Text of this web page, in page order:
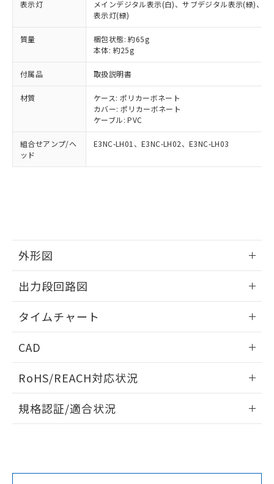
表示灯
メインデジタル表示(白)、サブデジタル表示(緑)、
表示灯(緑)
質量
梱包状態: 約65g
本体: 約25g
付属品 取扱説明書
材質
ケース: ポリカーボネート
カバー: ポリカーボネート
ケーブル: PVC
組合せアンプ/ヘ
ッド
E3NC-LH01、E3NC-LH02、E3NC-LH03
外形図
出力段回路図
タイムチャート
CAD
ドすることができます。
ログイン/会員登録
ダウンロードデータをご利用いただく前に、以下を必ずお読
RoHS/REACH対応状況
EU RoHS 注意事項・凡例
規格認証/適合状況
正式な納期状況および標準価格はお客
様のお取引先、またはお客様担当のオ
ムロン制御機器販売店・当社販売員に
ご相談ください。
オムロン制御機器販売店や当社販売拠
点は「販売ネットワーク
ください。
在庫状況および標準価格結果を当社の
事前の承諾なく第三者に漏洩または開
示しないようお願いします。
マイパーツ機能（部品リスト作成サー
ビス）をご利用いただくには、I-Web
引・商談に必要な範囲で利用すること
用者の範囲」に記載されている法人を
指します。
ル) (DEHP)(別名：DOP) 1000ppm以下、フタル酸ブチ
ルベンジル（BBP） 1000ppm以下、フタル酸ジブチル
（DBP） 1000ppm以下、フタル酸ジイソブチル
但し、RoHS指令で産業用監視および制御機器に対する
適用除外項目は除く。
図的な使用がないことを確認しています。
※2 対応予定月
部品在庫の切り替え状況などにより、予定
月が前後することがあります。
EU RoHS指令（10物質）の非含有証明書
51物質の非含有証明書（当社基準）
※本証明書は発行日時点で非含有を証明す
ものではありません。
また、RoHS指令のフタル酸エステル類４
物質の対応では、対応完了までの期間は出
欄に対応日を記載しておりました。
既に当社にて対応品への在庫切替を完了
していることから、特段のことがない限
り、2022年1月12日より割愛しておりま
す。
ル類) : 1000ppm、
DBP(フタル酸ジブチル) : 1000ppm、 DIBP(フタル酸ジ
DEHP(フタル酸ビス(2-エチルヘキシル)) : 1000ppm
※2 環境保護使用期限
「ｅ」：有害物質（10物質）のすべてが基
準値以下であることを示します。
「10」：通常の使用状況下において有害物
質が外部に漏えいし、環境に深刻な影響を
「－」：未確認です。当社販売部門へお問
当社は規制貨物を破棄する場合は、完
全に破砕するなど、違法に輸出されな
いよう必要な手段を講じます。
当社は貴社製品を、核兵器、ミサイ
ル、化学兵器、生物兵器またはその他
武器並びにこれらの製造装置等に一切
使用いたしません。
当社は、貴社製品を第三者に販売する
場合は、上記1、2および3の内容を当
該第三者に通知します。また当社は、
販売先および販売に係わる関係者が違
法に輸出するおそれがある場合は、取
一定数には満たないが在庫あり
在庫なし(最新の在庫状況につ
いては、お客様のお取引先、ま
機器販売店・当社販売員にご確
認ください)
白
情報を公開していない機種